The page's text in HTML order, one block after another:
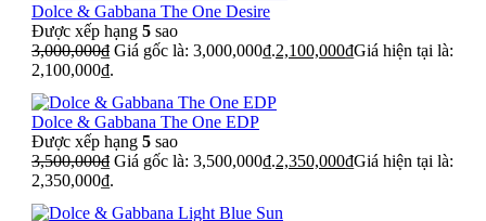
Dolce & Gabbana The One Desire
Được xếp hạng 5 sao
3,000,000₫ Giá gốc là: 3,000,000₫.2,100,000₫Giá hiện tại là:
2,100,000₫.
Dolce & Gabbana The One EDP
Được xếp hạng 5 sao
3,500,000₫ Giá gốc là: 3,500,000₫.2,350,000₫Giá hiện tại là:
2,350,000₫.